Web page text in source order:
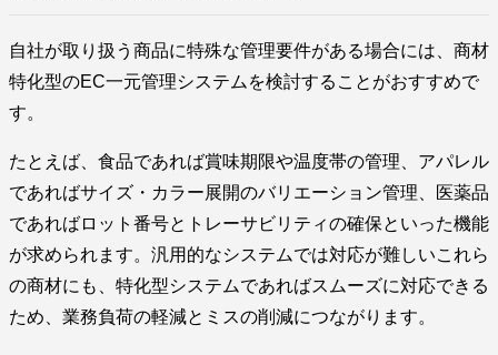
自社が取り扱う商品に特殊な管理要件がある場合には、商材
特化型のEC一元管理システムを検討することがおすすめで
す。
たとえば、食品であれば賞味期限や温度帯の管理、アパレル
であればサイズ・カラー展開のバリエーション管理、医薬品
であればロット番号とトレーサビリティの確保といった機能
が求められます。汎用的なシステムでは対応が難しいこれら
の商材にも、特化型システムであればスムーズに対応できる
ため、業務負荷の軽減とミスの削減につながります。